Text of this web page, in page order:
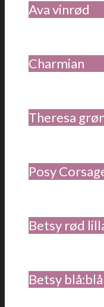
Ava vinrød
Charmian
Theresa
Posy
Betsy rød
Betsy blå:blå